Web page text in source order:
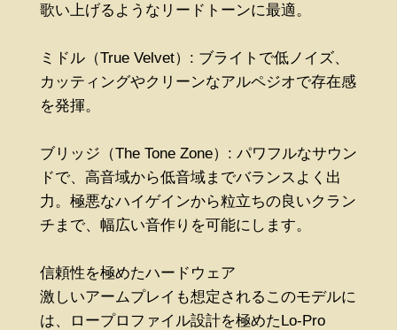
歌い上げるようなリードトーンに最適。
ミドル（True Velvet）: ブライトで低ノイズ、
カッティングやクリーンなアルペジオで存在感
を発揮。
ブリッジ（The Tone Zone）: パワフルなサウン
ドで、高音域から低音域までバランスよく出
力。極悪なハイゲインから粒立ちの良いクラン
チまで、幅広い音作りを可能にします。
信頼性を極めたハードウェア
激しいアームプレイも想定されるこのモデルに
は、ロープロファイル設計を極めたLo-Pro